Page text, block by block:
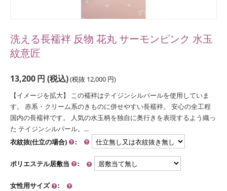
洗える長襦袢 反物 花丸 サーモンピンク 水玉
紋意匠
13,200円 (税込)(税抜 12,000 円)
【イメージを拡大】 この襦袢はテイジンシルパールを使用していま
す。 赤系・クリーム系のきものに併せやすい長襦袢。 安心の全工程
国内の長襦袢です。 人気の水玉柄を独自に奥行きを表現するよう織っ
た テイジンシルパール。...
衣紋抜(仕立の場合)
:
ポリエステル居敷当 :
女性用サイズ :